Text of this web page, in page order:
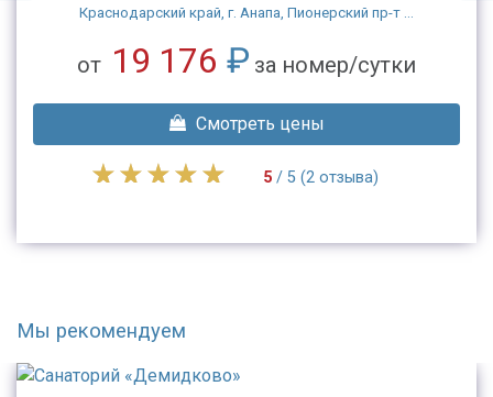
Краснодарский край, г. Анапа, Пионерский пр-т ...
от 19 176 ₽ за номер/сутки
Смотреть цены
5/ 5 (2 отзыва)
Мы рекомендуем